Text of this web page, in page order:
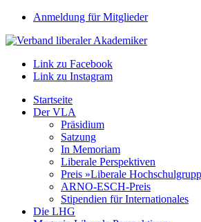
Anmeldung für Mitglieder
Link zu Facebook
Link zu Instagram
Startseite
Der VLA
Präsidium
Satzung
In Memoriam
Liberale Perspektiven
Preis »Liberale
ARNO-ESCH-Preis
Stipendien für Internationales
Die LHG